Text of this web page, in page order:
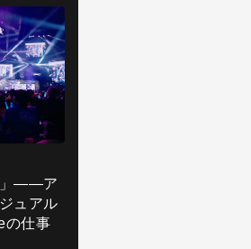
」――ア
ュアル
の仕事